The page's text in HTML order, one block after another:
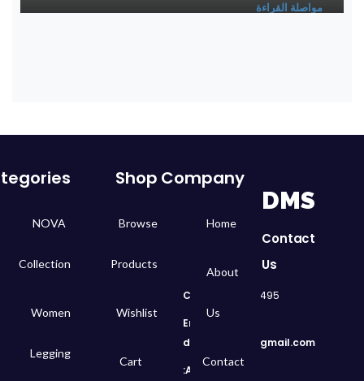
مواصلة القراءة
DMS
Contact
Us
Call
: 01050299495
Email:
dms.retail98@gmail.com
Address:
Company
Home
About
Us
Contact
Shop
Browse
Products
Wishlist
Cart
NOVA
Collection
Women
Legging